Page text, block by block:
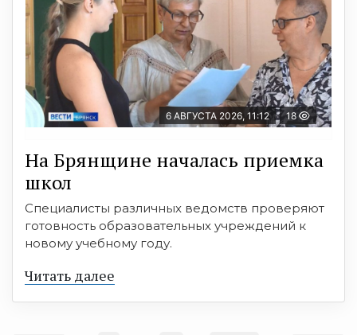
6 АВГУСТА 2026, 11:12 18
На Брянщине началась приемка
школ
Специалисты различных ведомств проверяют
готовность образовательных учреждений к
новому учебному году.
Читать далее